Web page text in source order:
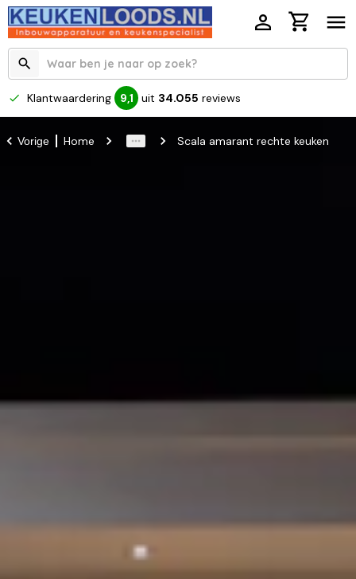
Klantwaardering 9,1 uit 34.055 reviews
Vorige Home Scala amarant rechte keuken